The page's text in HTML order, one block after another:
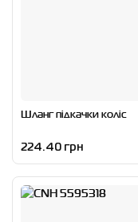
Шланг підкачки коліс
224.40 грн